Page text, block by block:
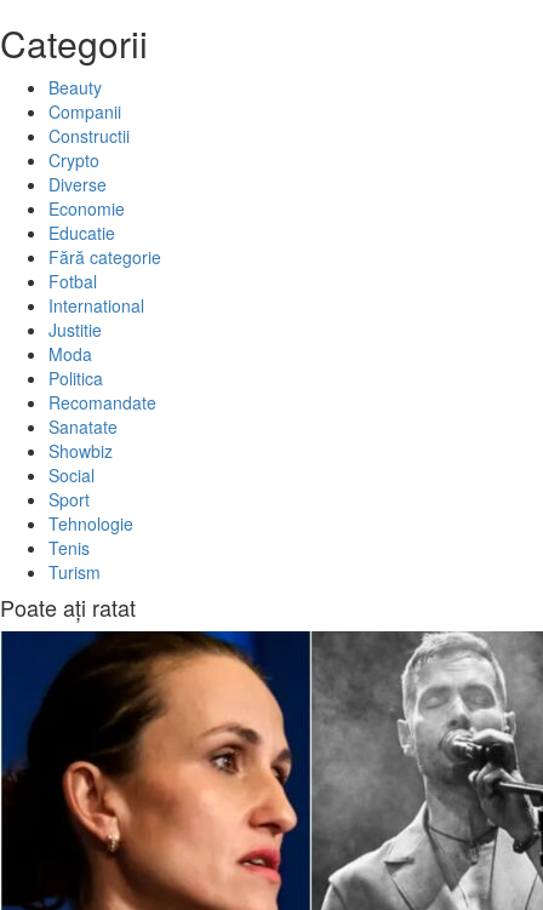
Categorii
Beauty
Companii
Constructii
Crypto
Diverse
Economie
Educatie
Fără categorie
Fotbal
International
Justitie
Moda
Politica
Recomandate
Sanatate
Showbiz
Social
Sport
Tehnologie
Tenis
Turism
Poate aţi ratat